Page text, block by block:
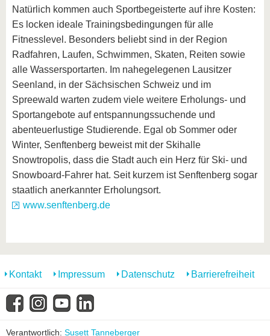
Natürlich kommen auch Sportbegeisterte auf ihre Kosten:
Es locken ideale Trainingsbedingungen für alle
Fitnesslevel. Besonders beliebt sind in der Region
Radfahren, Laufen, Schwimmen, Skaten, Reiten sowie
alle Wassersportarten. Im nahegelegenen Lausitzer
Seenland, in der Sächsischen Schweiz und im
Spreewald warten zudem viele weitere Erholungs- und
Sportangebote auf entspannungssuchende und
abenteuerlustige Studierende. Egal ob Sommer oder
Winter, Senftenberg beweist mit der Skihalle
Snowtropolis, dass die Stadt auch ein Herz für Ski- und
Snowboard-Fahrer hat. Seit kurzem ist Senftenberg sogar
staatlich anerkannter Erholungsort.
www.senftenberg.de
Kontakt Impressum Datenschutz Barrierefreiheit
Verantwortlich: Susett Tanneberger